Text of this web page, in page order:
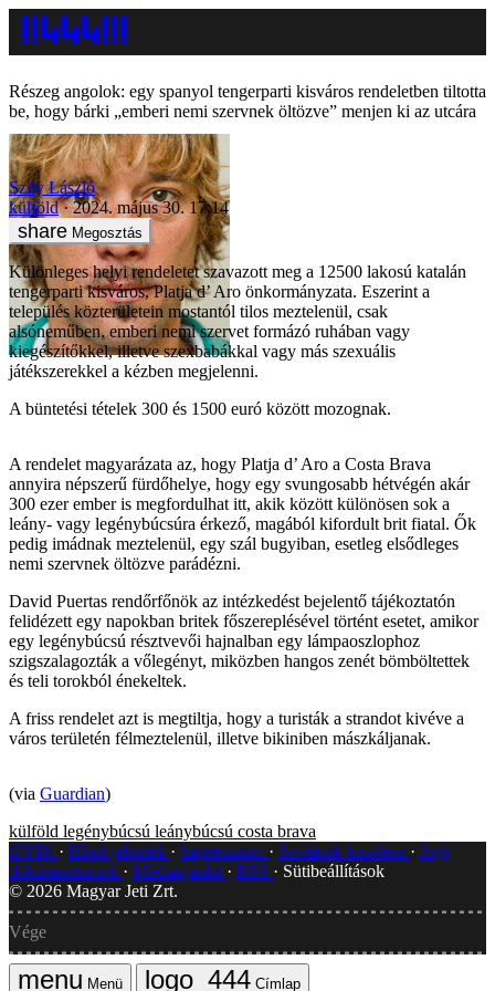
Részeg angolok: egy spanyol tengerparti kisváros rendeletben tiltotta
be, hogy bárki „emberi nemi szervnek öltözve” menjen ki az utcára
Szily László
külföld
2024. május 30. 17:14
Megosztás
Különleges helyi rendeletet szavazott meg a 12500 lakosú katalán
tengerparti kisváros, Platja d’ Aro önkormányzata. Eszerint a
település közterületein mostantól tilos meztelenül, csak
alsóneműben, emberi nemi szervet formázó ruhában vagy
kiegészítőkkel, illetve szexbabákkal vagy más szexuális
játékszerekkel a kézben megjelenni.
A büntetési tételek 300 és 1500 euró között mozognak.
A rendelet magyarázata az, hogy Platja d’ Aro a Costa Brava
annyira népszerű fürdőhelye, hogy egy svungosabb hétvégén akár
300 ezer ember is megfordulhat itt, akik között különösen sok a
leány- vagy legénybúcsúra érkező, magából kifordult brit fiatal. Ők
pedig imádnak meztelenül, egy szál bugyiban, esetleg elsődleges
nemi szervnek öltözve parádézni.
David Puertas rendőrfőnök az intézkedést bejelentő tájékoztatón
felidézett egy napokban britek főszereplésével történt esetet, amikor
egy legénybúcsú résztvevői hajnalban egy lámpaoszlophoz
szigszalagozták a vőlegényt, miközben hangos zenét bömböltettek
és teli torokból énekeltek.
A friss rendelet azt is megtiltja, hogy a turisták a strandot kivéve a
város területén félmeztelenül, illetve bikiniben mászkáljanak.
(via Guardian)
külföld legénybúcsú leánybúcsú costa brava
GYIK
Hibát jelentek Impresszum Javítások kezelése
Jogi
dokumentumok
Médiaajánlat RSS
Sütibeállítások
© 2026 Magyar Jeti Zrt.
Vége
Menü Címlap